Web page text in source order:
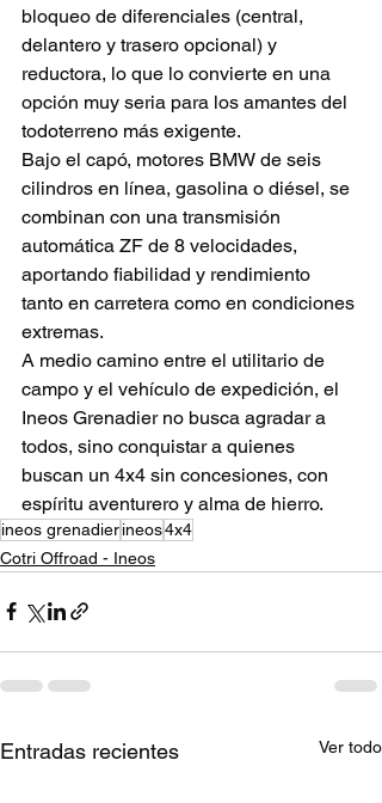
bloqueo de diferenciales (central,
delantero y trasero opcional) y
reductora, lo que lo convierte en una
opción muy seria para los amantes del
todoterreno más exigente.
Bajo el capó, motores BMW de seis
cilindros en línea, gasolina o diésel, se
combinan con una transmisión
automática ZF de 8 velocidades,
aportando fiabilidad y rendimiento
tanto en carretera como en condiciones
extremas.
A medio camino entre el utilitario de
campo y el vehículo de expedición, el
Ineos Grenadier no busca agradar a
todos, sino conquistar a quienes
buscan un 4x4 sin concesiones, con
espíritu aventurero y alma de hierro.
ineos grenadierineos4x4
Cotri Offroad - Ineos
Entradas recientes Ver todo